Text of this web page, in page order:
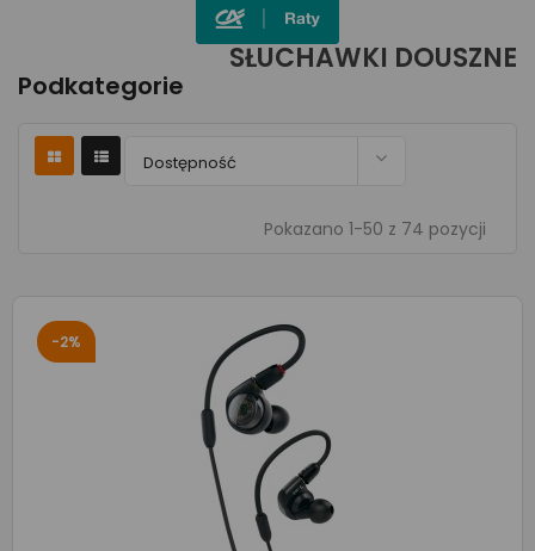
SŁUCHAWKI DOUSZNE
Podkategorie
Dostępność 
Pokazano 1-50 z 74 pozycji
-2%